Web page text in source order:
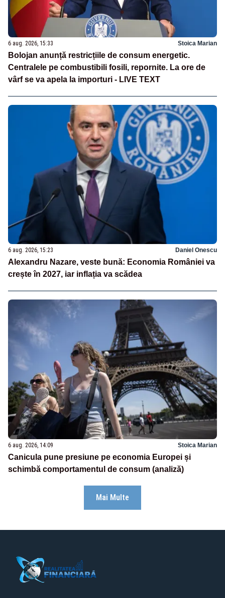
6 aug. 2026, 15:33 Stoica Marian
Bolojan anunță restricțiile de consum energetic.
Centralele pe combustibili fosili, repornite. La ore de
vârf se va apela la importuri - LIVE TEXT
6 aug. 2026, 15:23 Daniel Onescu
Alexandru Nazare, veste bună: Economia României va
crește în 2027, iar inflația va scădea
6 aug. 2026, 14:09 Stoica Marian
Canicula pune presiune pe economia Europei și
schimbă comportamentul de consum (analiză)
Mai Multe